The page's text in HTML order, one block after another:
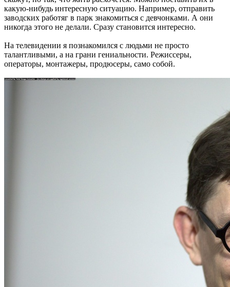
какую-нибудь интересную ситуацию. Например, отправить
заводских работяг в парк знакомиться с девчонками. А они
никогда этого не делали. Сразу становится интересно.
На телевидении я познакомился с людьми не просто
талантливыми, а на грани гениальности. Режиссеры,
операторы, монтажеры, продюсеры, само собой.